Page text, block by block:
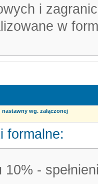
i
w
wg. załączonej
formalne:
-